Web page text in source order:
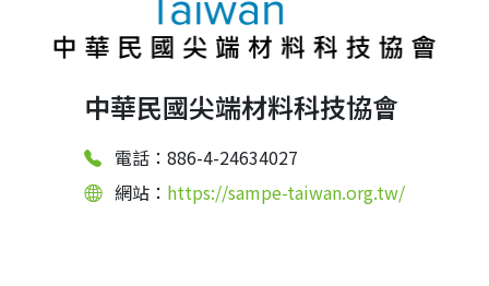
中華民國尖端材料科技協會
電話：886-4-24634027
網站： https://sampe-taiwan.org.tw/